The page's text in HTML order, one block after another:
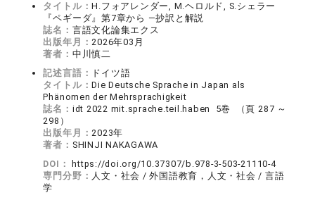
タイトル：H.フォアレンダー, M.ヘロルド, S.シェラー
『ペギーダ』第7章から ―抄訳と解説
誌名： 言語文化論集エクス
出版年月：2026年03月
著者： 中川慎二
記述言語： ドイツ語
タイトル：Die Deutsche Sprache in Japan als
Phänomen der Mehrsprachigkeit
誌名： idt 2022 mit.sprache.teil.haben 5巻 （頁 287 ～
298）
出版年月：2023年
著者： SHINJI NAKAGAWA
DOI：
https://doi.org/10.37307/b.978-3-503-21110-4
専門分野： 人文・社会 / 外国語教育，人文・社会 / 言語
学